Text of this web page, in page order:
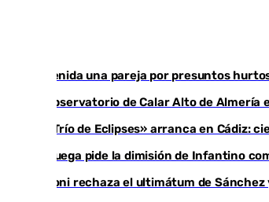
Detenida una pareja por presuntos
El observatorio de Calar Alto de
El «Trío de Eclipses» arranca en
Noruega pide la dimisión de Infantino
Meloni rechaza el ultimátum de